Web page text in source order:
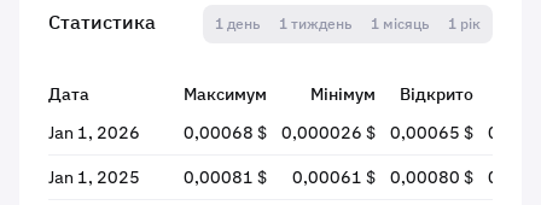
Статистика 1 день 1 тиждень 1 місяць 1 рік
Дата Максимум Мінімум Відкрито
Jan 1, 2026
0,00068 $ 0,000026 $ 0,00065 $
Jan 1, 2025 0,00081 $ 0,00061 $ 0,00080 $